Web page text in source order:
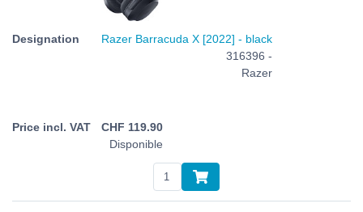
Razer Barracuda X [2022] - black
316396 -
Razer
CHF 119.90
Disponible